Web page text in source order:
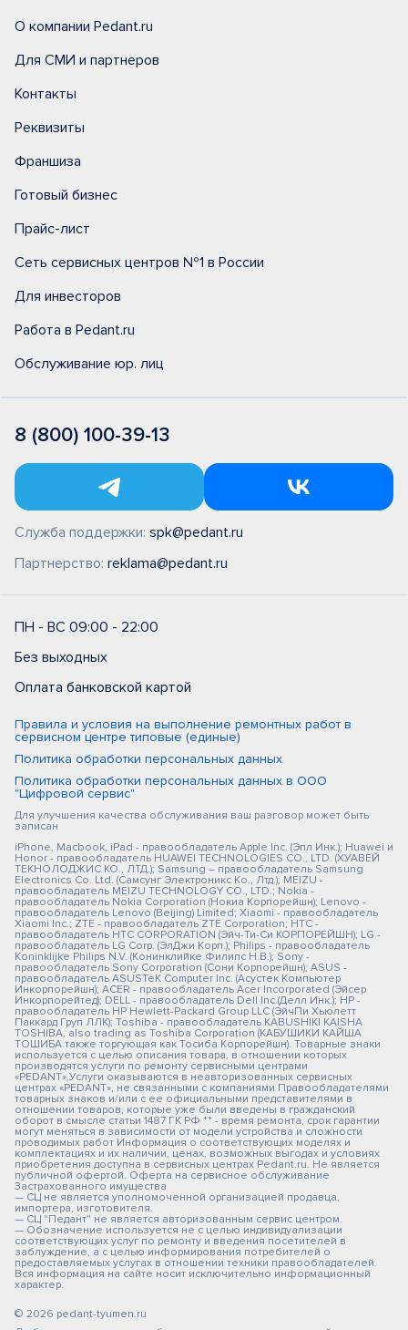
О компании Pedant.ru
Для СМИ и партнеров
Контакты
Реквизиты
Франшиза
Готовый бизнес
Прайс-лист
Сеть сервисных центров №1 в России
Для инвесторов
Работа в Pedant.ru
Обслуживание юр. лиц
8 (800) 100-39-13
Служба поддержки: spk@pedant.ru
Партнерство: reklama@pedant.ru
ПН - ВС 09:00 - 22:00
Без выходных
Оплата банковской картой
Правила и условия на выполнение ремонтных работ в
сервисном центре типовые (единые)
Политика обработки персональных данных
Политика обработки персональных данных в ООО
"Цифровой сервис"
Для улучшения качества обслуживания ваш разговор может быть
записан
iPhone, Macbook, iPad - правообладатель Apple Inc. (Эпл Инк.); Huawei и
Honor - правообладатель HUAWEI TECHNOLOGIES CO., LTD. (ХУАВЕЙ
ТЕКНОЛОДЖИС КО., ЛТД.); Samsung – правообладатель Samsung
Electronics Co. Ltd. (Самсунг Электроникс Ко., Лтд.); MEIZU -
правообладатель MEIZU TECHNOLOGY CO., LTD.; Nokia -
правообладатель Nokia Corporation (Нокиа Корпорейшн); Lenovo -
правообладатель Lenovo (Beijing) Limited; Xiaomi - правообладатель
Xiaomi Inc.; ZTE - правообладатель ZTE Corporation; HTC -
правообладатель HTC CORPORATION (Эйч-Ти-Си КОРПОРЕЙШН); LG -
правообладатель LG Corp. (ЭлДжи Корп.); Philips - правообладатель
Koninklijke Philips N.V. (Конинклийке Филипс Н.В.); Sony -
правообладатель Sony Corporation (Сони Корпорейшн); ASUS -
правообладатель ASUSTeK Computer Inc. (Асустек Компьютер
Инкорпорейшн); ACER - правообладатель Acer Incorporated (Эйсер
Инкорпорейтед); DELL - правообладатель Dell Inc.(Делл Инк.); HP -
правообладатель HP Hewlett-Packard Group LLC (ЭйчПи Хьюлетт
Паккард Груп ЛЛК); Toshiba - правообладатель KABUSHIKI KAISHA
TOSHIBA, also trading as Toshiba Corporation (КАБУШИКИ КАЙША
ТОШИБА также торгующая как Тосиба Корпорейшн). Товарные знаки
используется с целью описания товара, в отношении которых
производятся услуги по ремонту сервисными центрами
«PEDANT».Услуги оказываются в неавторизованных сервисных
центрах «PEDANT», не связанными с компаниями Правообладателями
товарных знаков и/или с ее официальными представителями в
отношении товаров, которые уже были введены в гражданский
оборот в смысле статьи 1487 ГК РФ ** - время ремонта, срок гарантии
могут меняться в зависимости от модели устройства и сложности
проводимых работ Информация о соответствующих моделях и
комплектациях и их наличии, ценах, возможных выгодах и условиях
приобретения доступна в сервисных центрах Pedant.ru. Не является
публичной офертой. Оферта на сервисное обслуживание
Застрахованного имущества
— СЦ не является уполномоченной организацией продавца,
импортера, изготовителя.
— СЦ "Педант" не является авторизованным сервис центром.
— Обозначение используется не с целью индивидуализации
соответствующих услуг по ремонту и введения посетителей в
заблуждение, а с целью информирования потребителей о
предоставляемых услугах в отношении техники правообладателей.
Вся информация на сайте носит исключительно информационный
характер.
© 2026 pedant-tyumen.ru